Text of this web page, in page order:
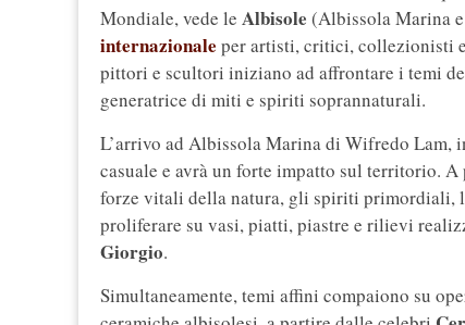
Mondiale, vede le Albisole (Albissola Marina
internazionale per artisti, critici, collezionisti
pittori e scultori iniziano ad affrontare i temi
generatrice di miti e spiriti soprannaturali.
L’arrivo ad Albissola Marina di Wifredo Lam,
casuale e avrà un forte impatto sul territorio.
forze vitali della natura, gli spiriti primordiali,
proliferare su vasi, piatti, piastre e rilievi
Giorgio.
Simultaneamente, temi affini compaiono su